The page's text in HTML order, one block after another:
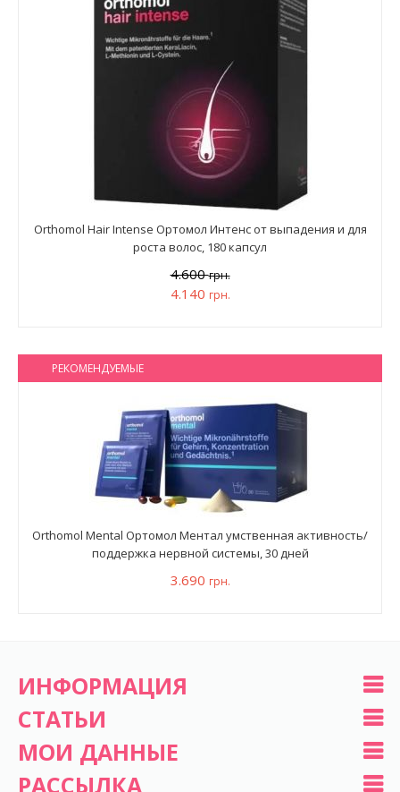
Orthomol Hair Intense Ортомол Интенс от выпадения и для
роста волос, 180 капсул
4.600грн.
4.140 грн.
РЕКОМЕНДУЕМЫЕ
Orthomol Mental Ортомол Ментал умственная активность/
поддержка нервной системы, 30 дней
3.690 грн.
ИНФОРМАЦИЯ
СТАТЬИ
МОИ ДАННЫЕ
РАССЫЛКА